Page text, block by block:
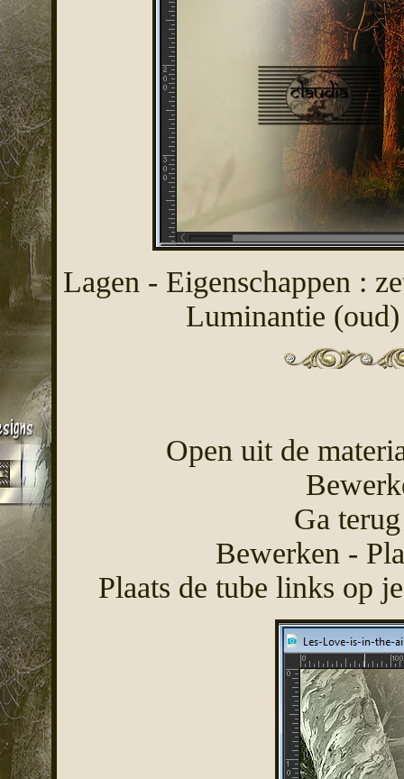
Lagen - Eigenschappen :
Luminantie
Open uit de
Ga
Bewerken -
Plaats de tube links op